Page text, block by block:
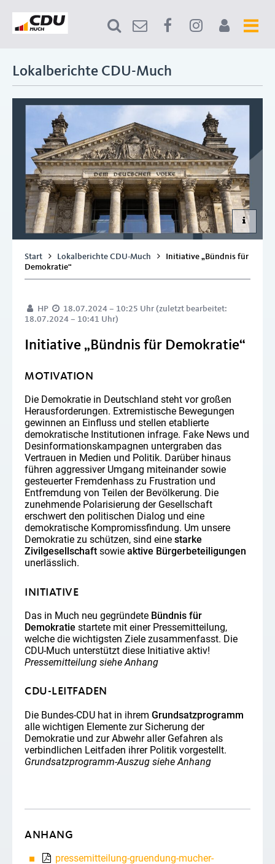
Lokalberichte CDU-Much
Start Lokalberichte CDU-Much
Initiative „Bündnis für
Demokratie“
HP
18.07.2024 – 10:25 Uhr (zuletzt bearbeitet:
18.07.2024 – 10:41 Uhr)
Initiative „Bündnis für Demokratie“
MOTIVATION
Die Demokratie in Deutschland steht vor großen
Herausforderungen. Extremistische Bewegungen
gewinnen an Einfluss und stellen etablierte
demokratische Institutionen infrage. Fake News und
Desinformationskampagnen untergraben das
Vertrauen in Medien und Politik. Darüber hinaus
führen aggressiver Umgang miteinander sowie
gesteuerter Fremdenhass zu Frustration und
Entfremdung von Teilen der Bevölkerung. Die
zunehmende Polarisierung der Gesellschaft
erschwert den politischen Dialog und eine
demokratische Kompromissfindung. Um unsere
Demokratie zu schützen, sind eine starke
Zivilgesellschaft sowie aktive Bürgerbeteiligungen
unerlässlich.
INITIATIVE
Das in Much neu gegründete Bündnis für
Demokratie startete mit einer Pressemitteilung,
welche die wichtigsten Ziele zusammenfasst. Die
CDU-Much unterstützt diese Initiative aktiv!
Pressemitteilung siehe Anhang
CDU-LEITFADEN
Die Bundes-CDU hat in ihrem Grundsatzprogramm
alle wichtigen Elemente zur Sicherung der
Demokratie und zur Abwehr aller Gefahren als
verbindlichen Leitfaden ihrer Politik vorgestellt.
Grundsatzprogramm-Auszug siehe Anhang
ANHANG
pressemitteilung-gruendung-mucher-